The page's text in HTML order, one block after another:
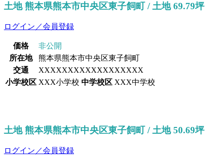
土地 熊本県熊本市中央区東子飼町 / 土地 69.79坪
ログイン／会員登録
価格
非公開
所在地
熊本県熊本市中央区東子飼町
交通
XXXXXXXXXXXXXXXXXX
小学校区 XXX小学校 中学校区 XXX中学校
土地 熊本県熊本市中央区東子飼町 / 土地 50.69坪
ログイン／会員登録